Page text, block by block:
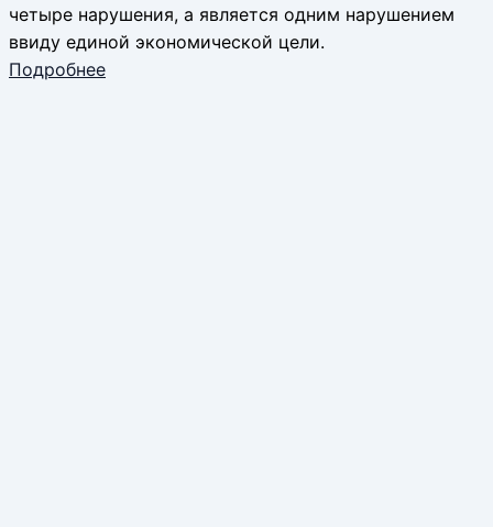
четыре нарушения, а является одним нарушением
ввиду единой экономической цели.
Подробнее